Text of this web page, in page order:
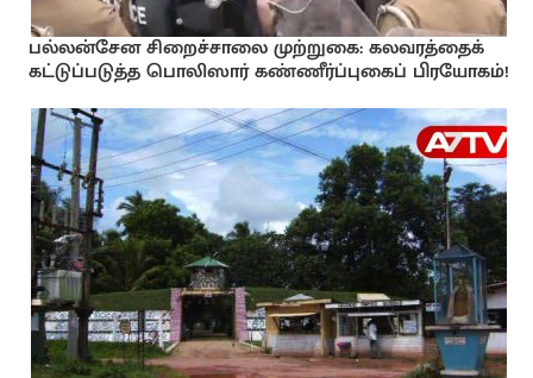
பல்லன்சேன சிறைச்சாலை முற்றுகை: கலவரத்தைக்
கட்டுப்படுத்த பொலிஸார் கண்ணீர்ப்புகைப் பிரயோகம்!